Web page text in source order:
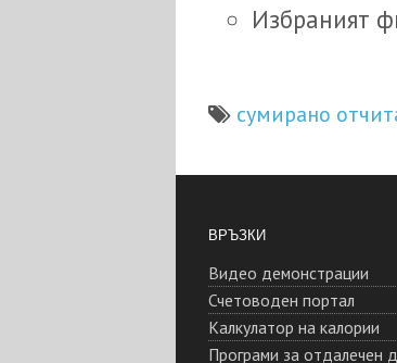
Избраният
сумирано
ВРЪЗКИ
Видео демонстрации
Счетоводен портал
Калкулатор на калории
Програми за отдалечен